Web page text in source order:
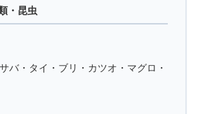
・昆虫
バ・タイ・ブリ・カツオ・マグロ・